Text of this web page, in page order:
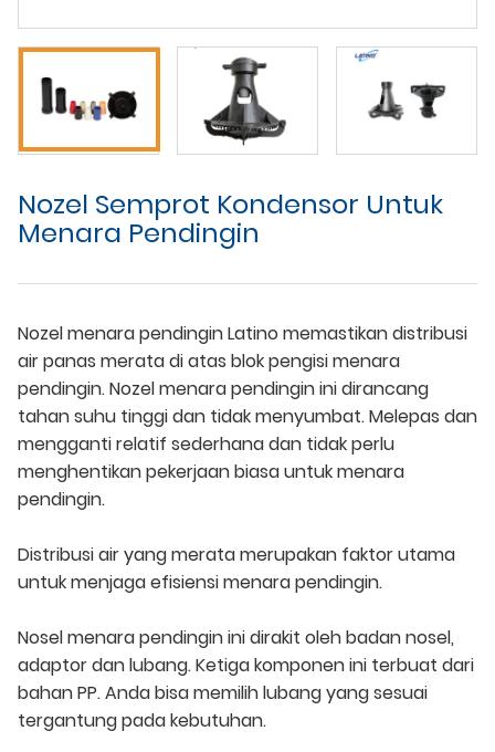
Nozel Semprot Kondensor Untuk
Menara Pendingin
Nozel menara pendingin Latino memastikan distribusi
air panas merata di atas blok pengisi menara
pendingin. Nozel menara pendingin ini dirancang
tahan suhu tinggi dan tidak menyumbat. Melepas dan
mengganti relatif sederhana dan tidak perlu
menghentikan pekerjaan biasa untuk menara
pendingin.
Distribusi air yang merata merupakan faktor utama
untuk menjaga efisiensi menara pendingin.
Nosel menara pendingin ini dirakit oleh badan nosel,
adaptor dan lubang. Ketiga komponen ini terbuat dari
bahan PP. Anda bisa memilih lubang yang sesuai
tergantung pada kebutuhan.